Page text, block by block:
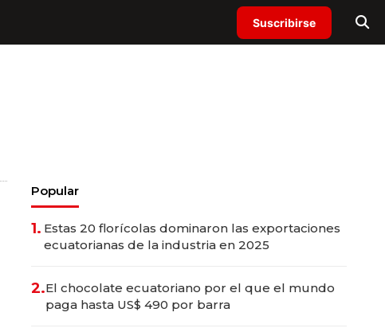
Suscribirse
Popular
1. Estas 20 florícolas dominaron las exportaciones
ecuatorianas de la industria en 2025
2.El chocolate ecuatoriano por el que el mundo
paga hasta US$ 490 por barra